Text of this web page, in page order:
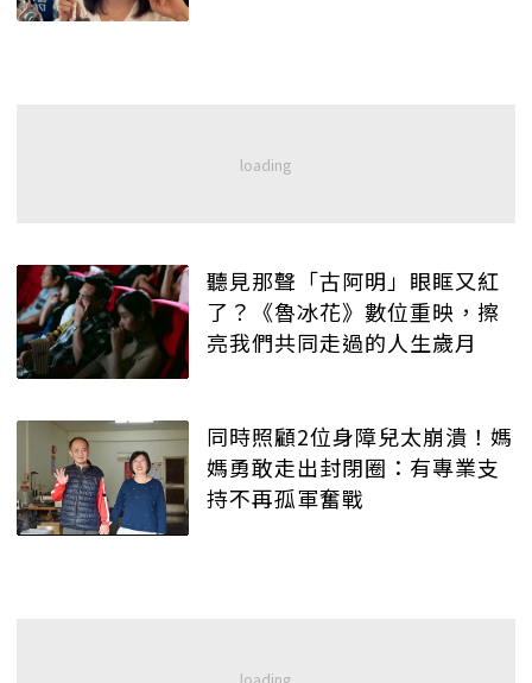
聽見那聲「古阿明」眼眶又紅
了？《魯冰花》數位重映，擦
亮我們共同走過的人生歲月
同時照顧2位身障兒太崩潰！媽
媽勇敢走出封閉圈：有專業支
持不再孤軍奮戰